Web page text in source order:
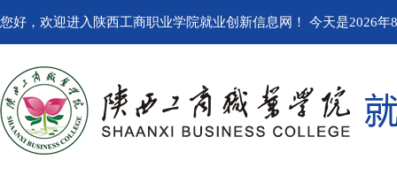
您好，欢迎进入陕西工商职业学院就业创新信息网！ 今天是2026年